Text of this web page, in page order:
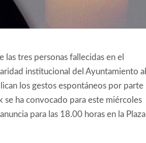
tres personas fallecidas en el
institucional del Ayuntamiento al
los gestos espontáneos por parte
se ha convocado para este miércoles
para las 18.00 horas en la Plaza